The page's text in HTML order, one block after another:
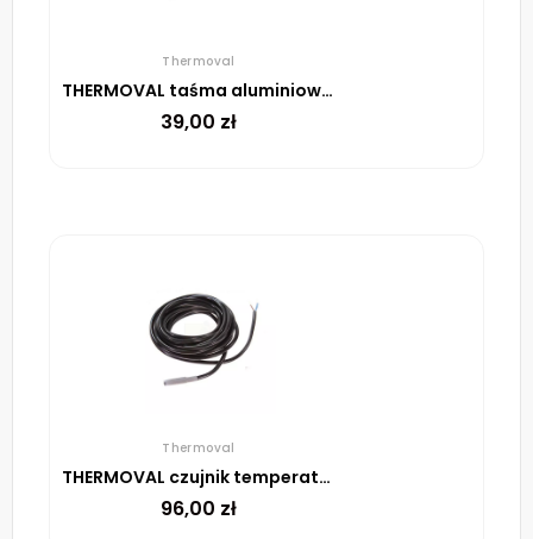
Thermoval
THERMOVAL taśma aluminiowa samoprzylepna, 48 mm, rolka 45 m
39,00 zł
Thermoval
THERMOVAL czujnik temperatury powietrza TFD 524 004
96,00 zł